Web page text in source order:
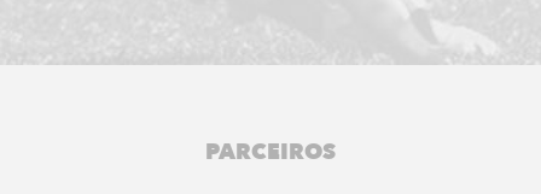
PARCEIROS